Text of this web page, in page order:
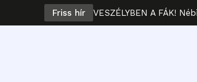
Friss hír VESZÉLYBEN A FÁK!